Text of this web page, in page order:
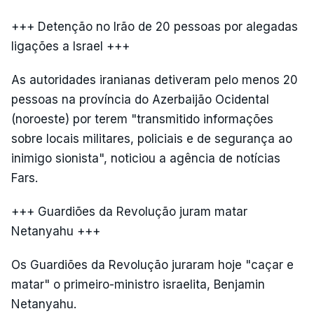
+++ Detenção no Irão de 20 pessoas por alegadas
ligações a Israel +++
As autoridades iranianas detiveram pelo menos 20
pessoas na província do Azerbaijão Ocidental
(noroeste) por terem "transmitido informações
sobre locais militares, policiais e de segurança ao
inimigo sionista", noticiou a agência de notícias
Fars.
+++ Guardiões da Revolução juram matar
Netanyahu +++
Os Guardiões da Revolução juraram hoje "caçar e
matar" o primeiro-ministro israelita, Benjamin
Netanyahu.